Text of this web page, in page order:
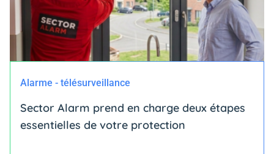
Alarme - télésurveillance
Sector Alarm prend en charge deux étapes
essentielles de votre protection